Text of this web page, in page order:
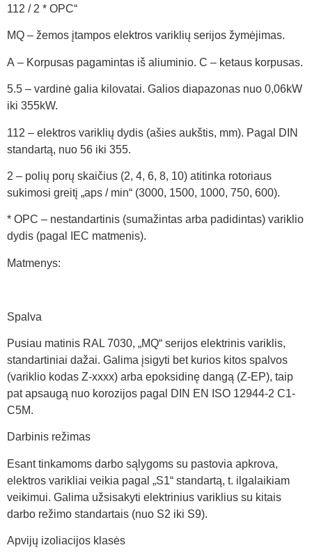
112 / 2 * OPC“
MQ – žemos įtampos elektros variklių serijos žymėjimas.
A – Korpusas pagamintas iš aliuminio. C – ketaus korpusas.
5.5 – vardinė galia kilovatai. Galios diapazonas nuo 0,06kW
iki 355kW.
112 – elektros variklių dydis (ašies aukštis, mm). Pagal DIN
standartą, nuo 56 iki 355.
2 – polių porų skaičius (2, 4, 6, 8, 10) atitinka rotoriaus
sukimosi greitį „aps / min“ (3000, 1500, 1000, 750, 600).
* OPC – nestandartinis (sumažintas arba padidintas) variklio
dydis (pagal IEC matmenis).
Matmenys:
Spalva
Pusiau matinis RAL 7030, „MQ“ serijos elektrinis variklis,
standartiniai dažai. Galima įsigyti bet kurios kitos spalvos
(variklio kodas Z-xxxx) arba epoksidinę dangą (Z-EP), taip
pat apsaugą nuo korozijos pagal DIN EN ISO 12944-2 C1-
C5M.
Darbinis režimas
Esant tinkamoms darbo sąlygoms su pastovia apkrova,
elektros varikliai veikia pagal „S1“ standartą, t. ilgalaikiam
veikimui. Galima užsisakyti elektrinius variklius su kitais
darbo režimo standartais (nuo S2 iki S9).
Apvijų izoliacijos klasės